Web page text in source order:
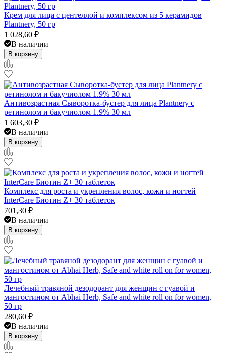
Крем для лица с центеллой и комплексом из 5 керамидов
Plantnery, 50 гр
1 028,60 ₽
В наличии
В корзину
Антивозрастная Сыворотка-бустер для лица Plantnery с
ретинолом и бакучиолом 1.9% 30 мл
1 603,30 ₽
В наличии
В корзину
Комплекс для роста и укрепления волос, кожи и ногтей
InterCare Биотин Z+ 30 таблеток
701,30 ₽
В наличии
В корзину
Лечебный травяной дезодорант для женщин с гуавой и
мангостином от Abhai Herb, Safe and white roll on for women,
50 гр
280,60 ₽
В наличии
В корзину